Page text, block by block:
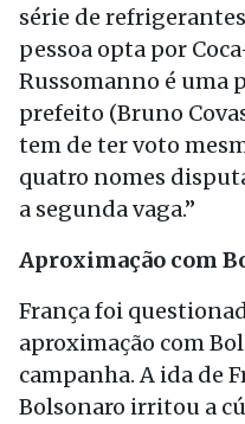
série de
pessoa opta por
Russomanno é uma
prefeito (Bruno
tem de ter voto
quatro nomes
a segunda vaga.”
Aproximação com
França foi
aproximação com
campanha. A ida de
Bolsonaro irritou a